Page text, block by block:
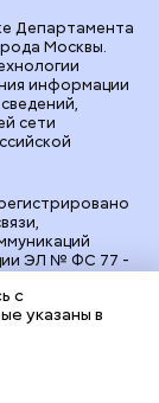
ЭЛ № ФС 77 -
г.Москва,
04-24
сайта:
Департамента
Москвы.
информации
сети
с
указаны в